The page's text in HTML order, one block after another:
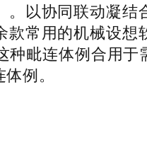
以协同联动凝
常用的机械设
毗连体例合用
例。